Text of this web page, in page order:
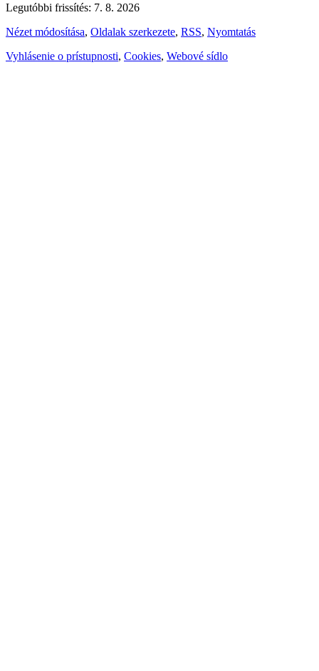
Legutóbbi frissítés: 7. 8. 2026
Nézet módosítása, Oldalak szerkezete, RSS, Nyomtatás
Vyhlásenie o prístupnosti, Cookies, Webové sídlo